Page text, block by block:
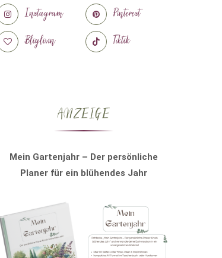
Instagram
Pinterest
Bloglovin
Tiktok
ANZEIGE
Mein Gartenjahr – Der persönliche
Planer für ein blühendes Jahr